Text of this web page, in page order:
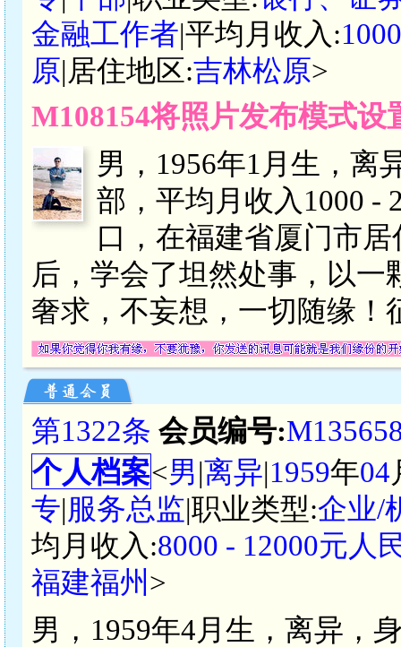
金融工作者|平均月收入:
原|居住地区:吉林松原>
M108154将照片发布模式
男，1956年1月生，离
部，平均月收入1000 -
口，在福建省厦门市
后，学会了坦然处事，以
奢求，不妄想，一切随缘！
第1322条 会员编号:
个人档案<男|离异|1959年04
专|服务总监|职业类型:企业/
均月收入:8000 - 12000元人
福建福州 >
男，1959年4月生，离异，